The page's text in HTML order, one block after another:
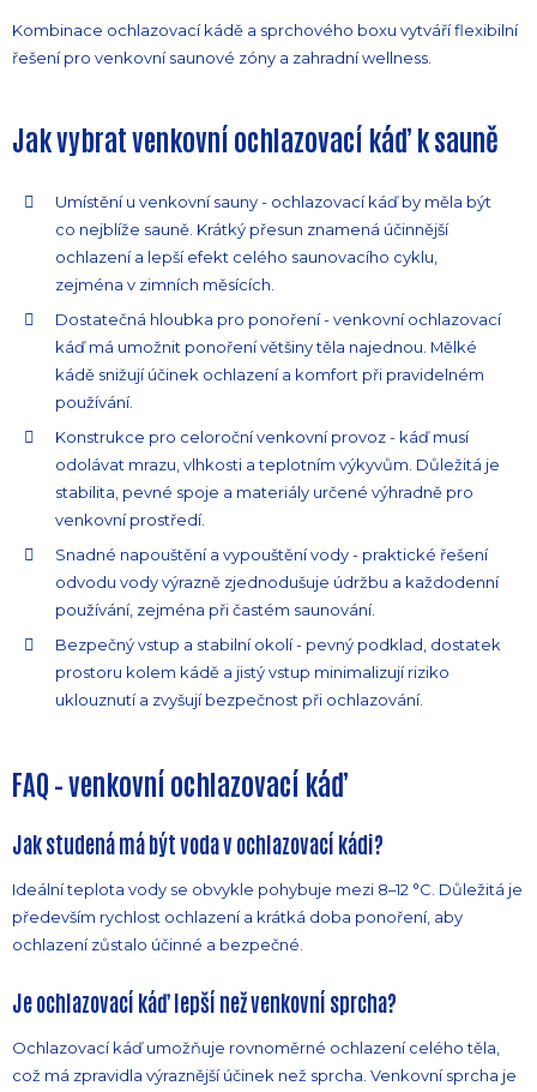
Kombinace ochlazovací kádě a sprchového boxu vytváří flexibilní
řešení pro venkovní saunové zóny a zahradní wellness.
Jak vybrat venkovní ochlazovací káď k sauně
Umístění u venkovní sauny - ochlazovací káď by měla být
co nejblíže sauně. Krátký přesun znamená účinnější
ochlazení a lepší efekt celého saunovacího cyklu,
zejména v zimních měsících.
Dostatečná hloubka pro ponoření - venkovní ochlazovací
káď má umožnit ponoření většiny těla najednou. Mělké
kádě snižují účinek ochlazení a komfort při pravidelném
používání.
Konstrukce pro celoroční venkovní provoz - káď musí
odolávat mrazu, vlhkosti a teplotním výkyvům. Důležitá je
stabilita, pevné spoje a materiály určené výhradně pro
venkovní prostředí.
Snadné napouštění a vypouštění vody - praktické řešení
odvodu vody výrazně zjednodušuje údržbu a každodenní
používání, zejména při častém saunování.
Bezpečný vstup a stabilní okolí - pevný podklad, dostatek
prostoru kolem kádě a jistý vstup minimalizují riziko
uklouznutí a zvyšují bezpečnost při ochlazování.
FAQ – venkovní ochlazovací káď
Jak studená má být voda v ochlazovací kádi?
Ideální teplota vody se obvykle pohybuje mezi 8–12 °C. Důležitá je
především rychlost ochlazení a krátká doba ponoření, aby
ochlazení zůstalo účinné a bezpečné.
Je ochlazovací káď lepší než venkovní sprcha?
Ochlazovací káď umožňuje rovnoměrné ochlazení celého těla,
což má zpravidla výraznější účinek než sprcha. Venkovní sprcha je